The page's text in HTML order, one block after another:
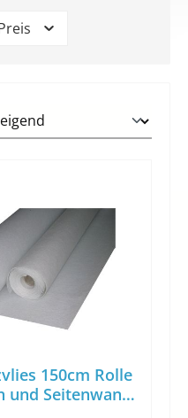
150cm Rolle
und Seitenwand